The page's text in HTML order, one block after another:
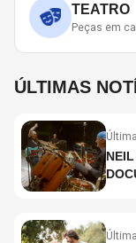
TEATRO
Peças em
ÚLTIMAS